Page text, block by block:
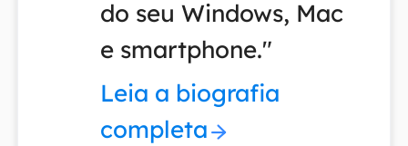
do seu Windows, Mac
e smartphone."
Leia a biografia
completa